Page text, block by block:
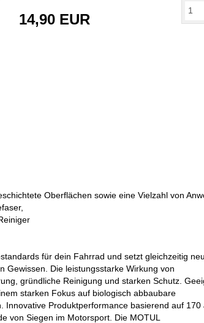
14,90 EUR
Oberflächen sowie eine Vielzahl von
für dein Fahrrad und setzt gleichzeitig
Gewissen. Die leistungsstarke Wirkung von
gründliche Reinigung und starken Schutz.
starken Fokus auf biologisch abbaubare
Innovative Produktperformance basierend auf 170
von Siegen im Motorsport. Die MOTUL